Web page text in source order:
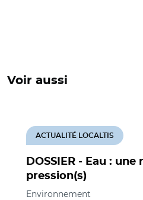
Voir aussi
DOSSIER - Eau :
pression(s)
ACTUALITÉ LOCALTIS
Environnement